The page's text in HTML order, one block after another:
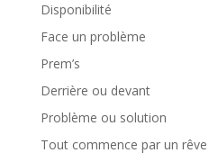
Disponibilité
Face un problème
Prem’s
Derrière ou devant
Problème ou solution
Tout commence par un rêve